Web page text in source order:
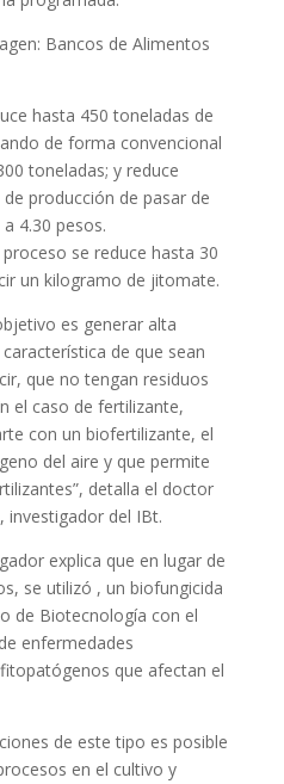
Bancos de Alimentos
hasta 450 toneladas de
de forma convencional
toneladas; y reduce
producción de pasar de
4.30 pesos.
se reduce hasta 30
un kilogramo de jitomate.
es generar alta
de que sean
que no tengan residuos
el caso de fertilizante,
con un biofertilizante, el
del aire y que permite
detalla el doctor
investigador del IBt.
explica que en lugar de
se utilizó , un biofungicida
de Biotecnología con el
enfermedades
que afectan el
de este tipo es posible
en el cultivo y